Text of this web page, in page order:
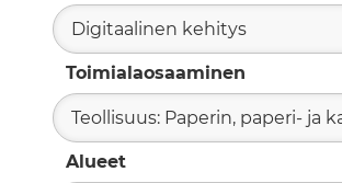
Digitaalinen kehitys
Toimialaosaaminen
Teollisuus: Paperin, paperi-
Alueet